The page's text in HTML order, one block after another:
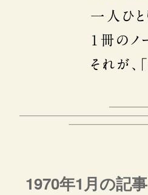
1970年1月の記事